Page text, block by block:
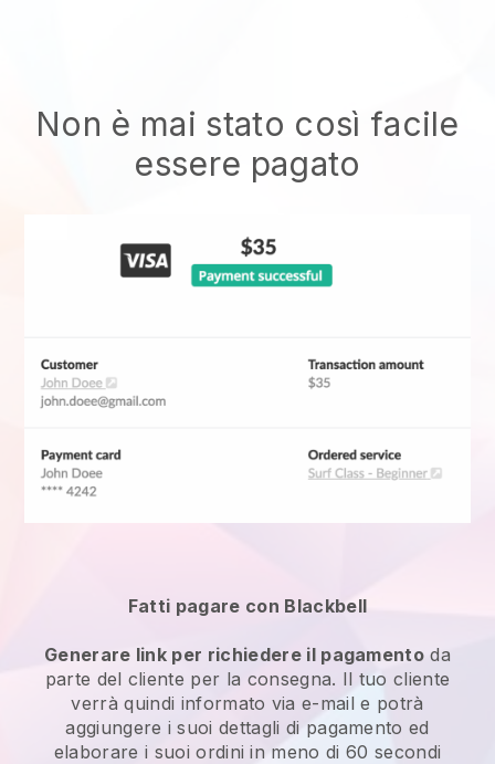
Non è mai stato così facile
essere pagato
Fatti pagare con Blackbell
Generare link per richiedere il pagamento da
parte del cliente per la consegna. Il tuo cliente
verrà quindi informato via e-mail e potrà
aggiungere i suoi dettagli di pagamento ed
elaborare i suoi ordini in meno di 60 secondi